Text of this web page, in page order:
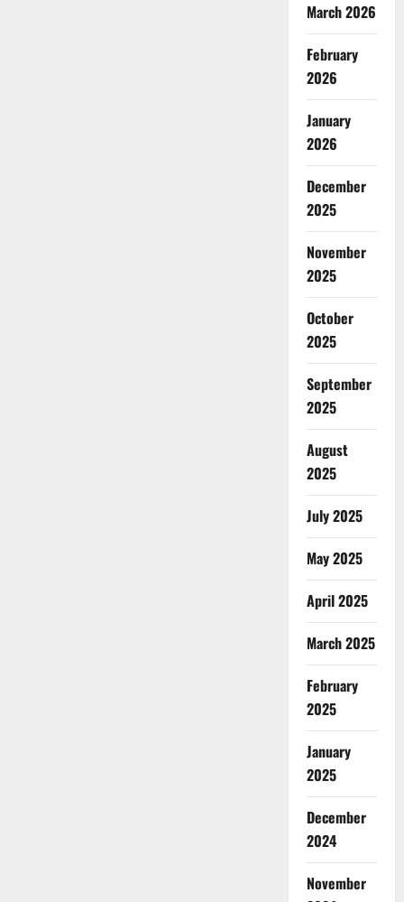
March 2026
February
2026
January
2026
December
2025
November
2025
October
2025
September
2025
August
2025
July 2025
May 2025
April 2025
March 2025
February
2025
January
2025
December
2024
November